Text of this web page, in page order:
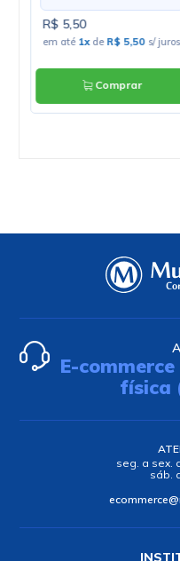
R$ 5,50
em até 1xde R$ 5,50 s/ juros
Comprar
E-
física
seg. a sex.
sáb.